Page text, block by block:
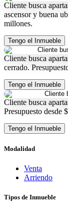
Cliente busca
ascensor y buena
millones.
Tengo el Inmueble
Cliente busca
cerrado.
Tengo el Inmueble
Cliente busca
Presupuesto desde
Tengo el Inmueble
Modalidad
Venta
Arriendo
Tipos de Inmueble